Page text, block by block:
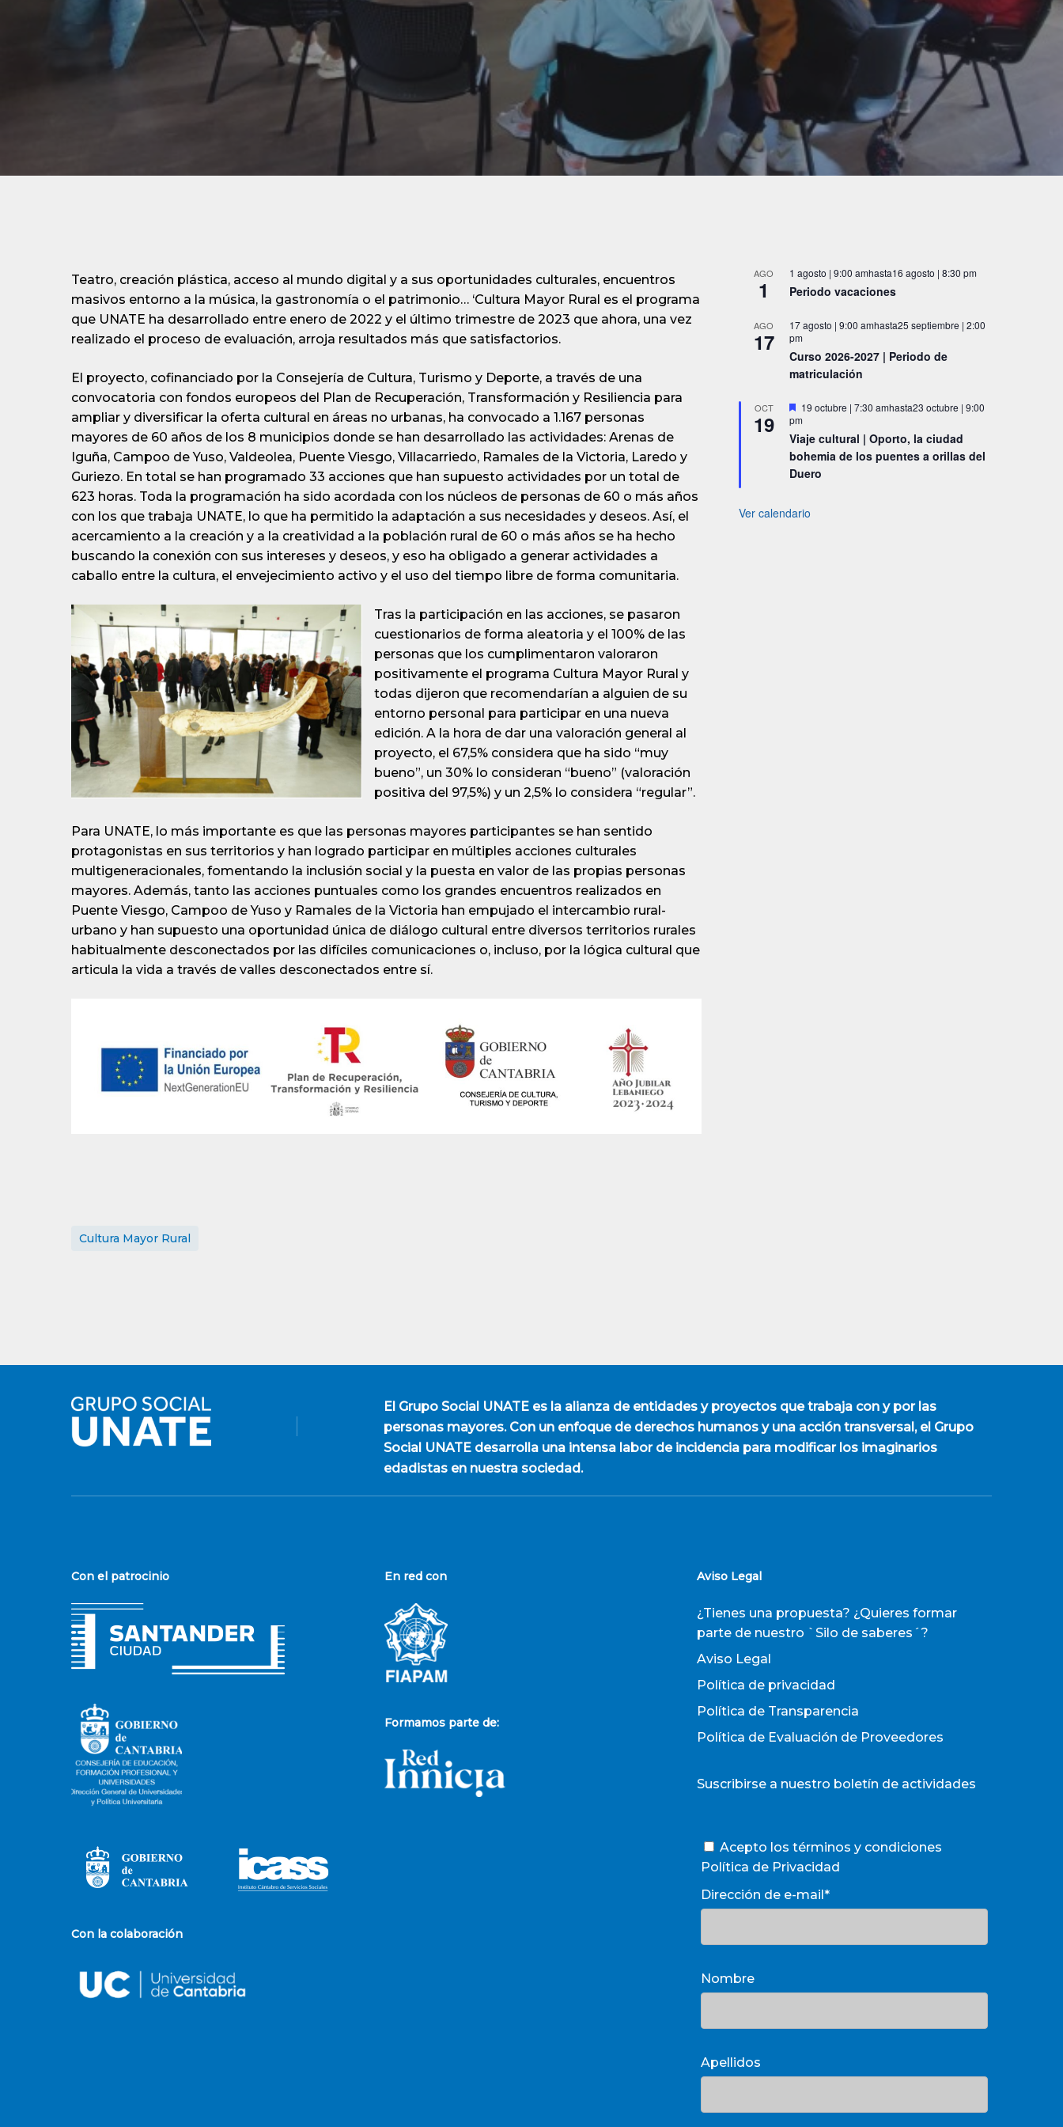
Teatro, creación plástica, acceso al mundo digital y a sus oportunidades culturales, encuentros
masivos entorno a la música, la gastronomía o el patrimonio… ‘Cultura Mayor Rural es el programa
que UNATE ha desarrollado entre enero de 2022 y el último trimestre de 2023 que ahora, una vez
realizado el proceso de evaluación, arroja resultados más que satisfactorios.
El proyecto, cofinanciado por la Consejería de Cultura, Turismo y Deporte, a través de una
convocatoria con fondos europeos del Plan de Recuperación, Transformación y Resiliencia para
ampliar y diversificar la oferta cultural en áreas no urbanas, ha convocado a 1.167 personas
mayores de 60 años de los 8 municipios donde se han desarrollado las actividades: Arenas de
Iguña, Campoo de Yuso, Valdeolea, Puente Viesgo, Villacarriedo, Ramales de la Victoria, Laredo y
Guriezo. En total se han programado 33 acciones que han supuesto actividades por un total de
623 horas. Toda la programación ha sido acordada con los núcleos de personas de 60 o más años
con los que trabaja UNATE, lo que ha permitido la adaptación a sus necesidades y deseos. Así, el
acercamiento a la creación y a la creatividad a la población rural de 60 o más años se ha hecho
buscando la conexión con sus intereses y deseos, y eso ha obligado a generar actividades a
caballo entre la cultura, el envejecimiento activo y el uso del tiempo libre de forma comunitaria.
Tras la participación en las acciones, se pasaron
cuestionarios de forma aleatoria y el 100% de las
personas que los cumplimentaron valoraron
positivamente el programa Cultura Mayor Rural y
todas dijeron que recomendarían a alguien de su
entorno personal para participar en una nueva
edición. A la hora de dar una valoración general al
proyecto, el 67,5% considera que ha sido “muy
bueno”, un 30% lo consideran “bueno” (valoración
positiva del 97,5%) y un 2,5% lo considera “regular”.
Para UNATE, lo más importante es que las personas mayores participantes se han sentido
protagonistas en sus territorios y han logrado participar en múltiples acciones culturales
multigeneracionales, fomentando la inclusión social y la puesta en valor de las propias personas
mayores. Además, tanto las acciones puntuales como los grandes encuentros realizados en
Puente Viesgo, Campoo de Yuso y Ramales de la Victoria han empujado el intercambio rural-
urbano y han supuesto una oportunidad única de diálogo cultural entre diversos territorios rurales
habitualmente desconectados por las difíciles comunicaciones o, incluso, por la lógica cultural que
articula la vida a través de valles desconectados entre sí.
Cultura Mayor Rural
AGO
1
1 agosto | 9:00 amhasta16 agosto | 8:30 pm
Periodo vacaciones
AGO
17
17 agosto | 9:00 amhasta25 septiembre | 2:00
pm
Curso 2026-2027 | Periodo de
matriculación
OCT
19
Destacado
19 octubre | 7:30 amhasta23 octubre | 9:00
pm
Viaje cultural | Oporto, la ciudad
bohemia de los puentes a orillas del
Duero
Ver calendario
El Grupo Social UNATEes la alianza de entidades y proyectos que trabaja con y por las
personas mayores. Con un enfoque de derechos humanos y una acción transversal, el Grupo
Social UNATE desarrolla una intensa labor de incidencia para modificar los imaginarios
edadistas en nuestra sociedad.
Con el patrocinio
Con la colaboración
En red con
Formamos parte de:
Aviso Legal
¿Tienes una propuesta? ¿Quieres formar
parte de nuestro `Silo de saberes´?
Aviso Legal
Política de privacidad
Política de Transparencia
Política de Evaluación de Proveedores
Suscribirse a nuestro boletín de actividades
Acepto los términos y condiciones
Política de Privacidad
Dirección de e-mail*
Nombre
Apellidos